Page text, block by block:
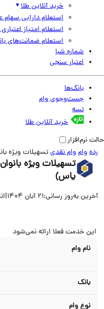
خرید آنلاین طلا
استعلام دارایی سهام
استعلام امتیاز اعتباری چک
استعلام ضمانت‌های بانکی
شماره شبا
اعتبار سنجی
بانک‌ها
جست‌وجوی وام
تسه
خرید آنلاین طلا
وام وام نقدیتسهیلات ویژه
تسهیلات ویژه بانوان
یاس)
به‌روز رسانی:21 آبان 1404 |
خدمت فعلا ارائه نمی‌شود
نام وام
بانک
نوع وام